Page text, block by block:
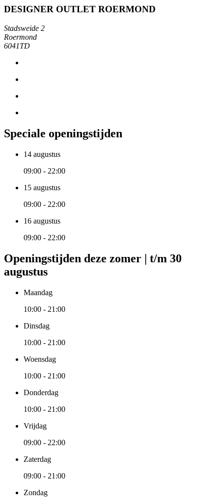
DESIGNER OUTLET ROERMOND
Stadsweide 2
Roermond
6041TD
Speciale openingstijden
14 augustus
09:00 - 22:00
15 augustus
09:00 - 22:00
16 augustus
09:00 - 22:00
Openingstijden deze zomer | t/m 30
augustus
Maandag
10:00 - 21:00
Dinsdag
10:00 - 21:00
Woensdag
10:00 - 21:00
Donderdag
10:00 - 21:00
Vrijdag
09:00 - 22:00
Zaterdag
09:00 - 21:00
Zondag